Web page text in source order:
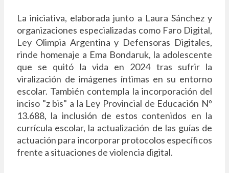
La iniciativa, elaborada junto a Laura Sánchez y
organizaciones especializadas como Faro Digital,
Ley Olimpia Argentina y Defensoras Digitales,
rinde homenaje a Ema Bondaruk, la adolescente
que se quitó la vida en 2024 tras sufrir la
viralización de imágenes íntimas en su entorno
escolar. También contempla la incorporación del
inciso "z bis" a la Ley Provincial de Educación Nº
13.688, la inclusión de estos contenidos en la
currícula escolar, la actualización de las guías de
actuación para incorporar protocolos específicos
frente a situaciones de violencia digital.